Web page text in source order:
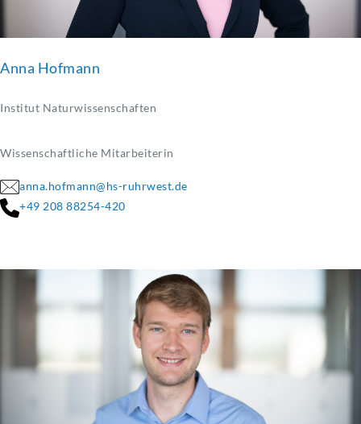
Anna Hofmann
Institut Naturwissenschaften
Wissenschaftliche Mitarbeiterin
anna.hofmann@hs-ruhrwest.de
+49 208 88254-420